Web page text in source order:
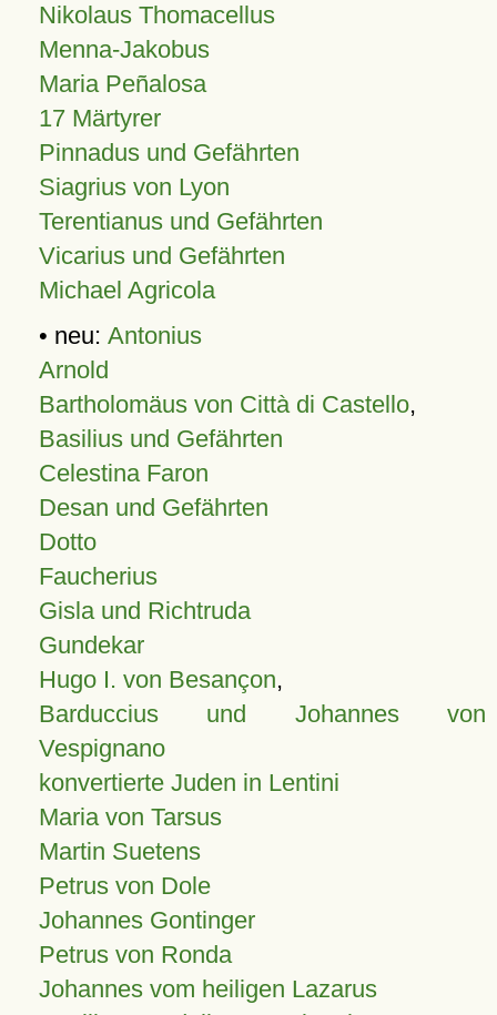
Nikolaus Thomacellus
Menna-Jakobus
Maria Peñalosa
17 Märtyrer
Pinnadus und Gefährten
Siagrius von Lyon
Terentianus und Gefährten
Vicarius und Gefährten
Michael Agricola
• neu: Antonius
Arnold
Bartholomäus von Città di Castello,
Basilius und Gefährten
Celestina Faron
Desan und Gefährten
Dotto
Faucherius
Gisla und Richtruda
Gundekar
Hugo I. von Besançon,
Barduccius und Johannes von
Vespignano
konvertierte Juden in Lentini
Maria von Tarsus
Martin Suetens
Petrus von Dole
Johannes Gontinger
Petrus von Ronda
Johannes vom heiligen Lazarus